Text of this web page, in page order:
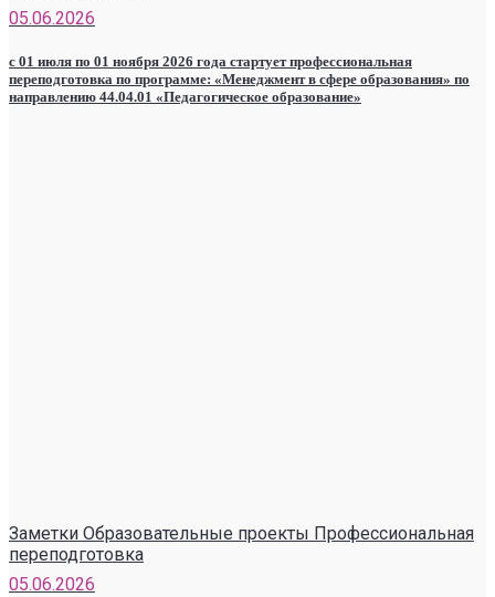
05.06.2026
с 01 июля по 01 ноября 2026 года стартует профессиональная
переподготовка по программе: «Менеджмент в сфере образования» по
направлению 44.04.01 «Педагогическое образование»
Заметки Образовательные проекты Профессиональная
переподготовка
05.06.2026